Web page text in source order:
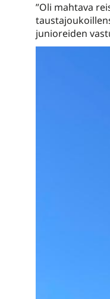
”Oli mahtava
junioreiden